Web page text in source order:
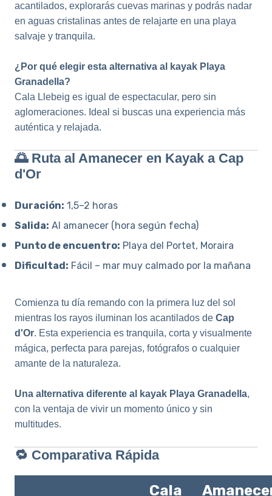
acantilados, explorarás cuevas marinas y podrás nadar
en aguas cristalinas antes de relajarte en una playa
salvaje y tranquila.
¿Por qué elegir esta alternativa al kayak Playa
Granadella?
Cala Llebeig es igual de espectacular, pero sin
aglomeraciones. Ideal si buscas una experiencia más
auténtica y relajada.
🌅 Ruta al Amanecer en Kayak a Cap
d'Or
Duración: 1,5–2 horas
Salida: Al amanecer (hora según fecha)
Punto de encuentro: Playa del Portet, Moraira
Dificultad: Fácil – mar muy calmado por la mañana
Comienza tu día remando con la primera luz del sol
mientras los rayos iluminan los acantilados de Cap
d'Or. Esta experiencia es tranquila, corta y visualmente
mágica, perfecta para parejas, fotógrafos o cualquier
amante de la naturaleza.
Una alternativa diferente al kayak Playa Granadella,
con la ventaja de vivir un momento único y sin
multitudes.
🔁 Comparativa Rápida
Cala